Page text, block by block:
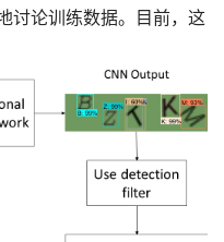
讨论训练数据。目前，这